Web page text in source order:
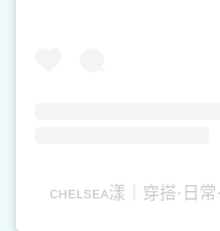
ᴄʜᴇʟsᴇᴀ漾｜穿搭·日